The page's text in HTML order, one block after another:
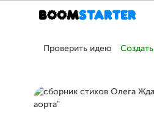
Проверить идею Создать